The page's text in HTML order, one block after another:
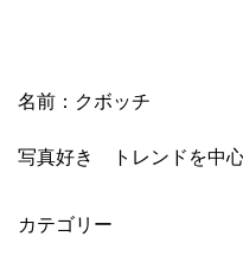
名前：クボッチ
写真好き トレンドを中
カテゴリー